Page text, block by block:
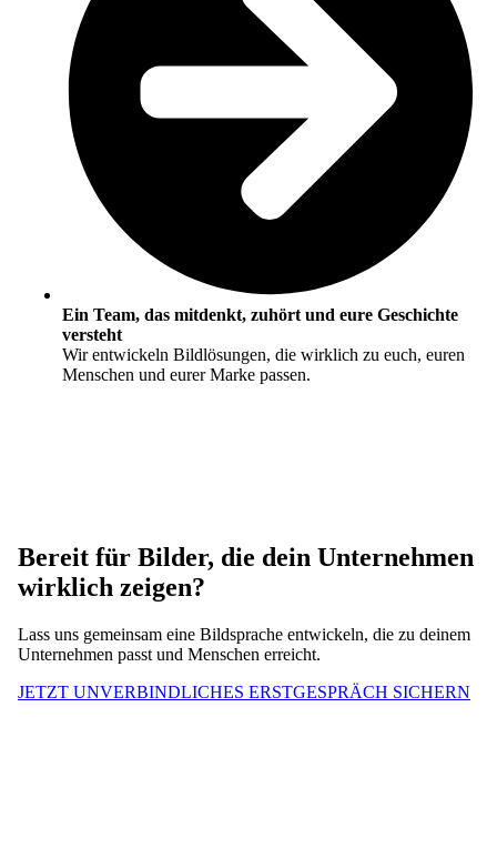
Ein Team, das mitdenkt, zuhört und eure Geschichte
versteht
Wir entwickeln Bildlösungen, die wirklich zu euch, euren
Menschen und eurer Marke passen.
Bereit für Bilder, die dein Unternehmen
wirklich zeigen?
Lass uns gemeinsam eine Bildsprache entwickeln, die zu deinem
Unternehmen passt und Menschen erreicht.
JETZT UNVERBINDLICHES ERSTGESPRÄCH SICHERN